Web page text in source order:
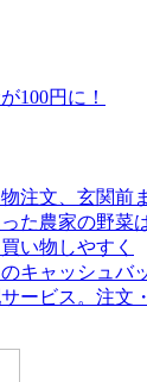
100円に！
注文、玄関前
た農家の野菜
い物しやすく
キャッシュバ
ービス。注文